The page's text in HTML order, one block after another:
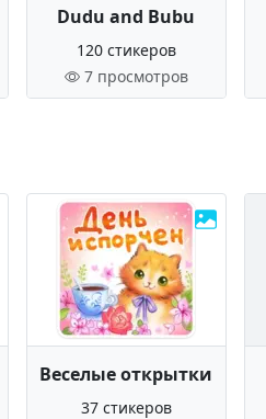
Dudu and Bubu
120 стикеров
7 просмотров
Веселые открытки
37 стикеров